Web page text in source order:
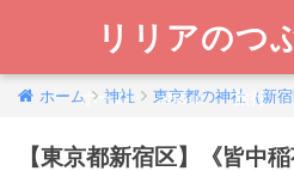
リリアのつ
ホーム about 旅行
ホーム 神社 東京都の神社（新宿
【東京都新宿区】《皆中